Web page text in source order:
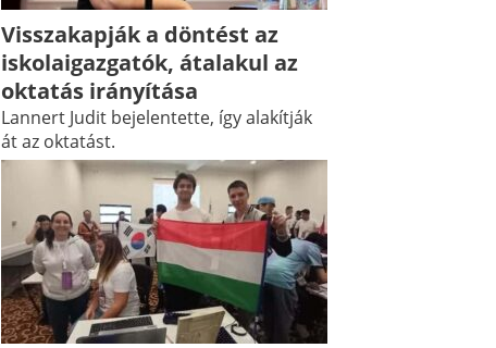
Visszakapják a döntést az
iskolaigazgatók, átalakul az
oktatás irányítása
Lannert Judit bejelentette, így alakítják
át az oktatást.